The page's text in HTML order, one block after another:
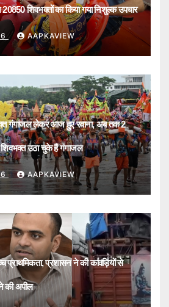
शिवभक्तों का किया गया निशुल्क उपचार
AAPKAVIEW
गंगाजल लेकर आज हुए रवाना, अब तक 2
उठा चुके हैं गंगाजल
AAPKAVIEW
प्राथमिकता, प्रशासन ने की कांवड़ियों से
की अपील